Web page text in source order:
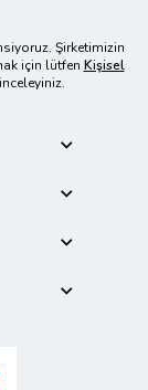
Şirketimizin
için lütfen Kişisel
inceleyiniz.